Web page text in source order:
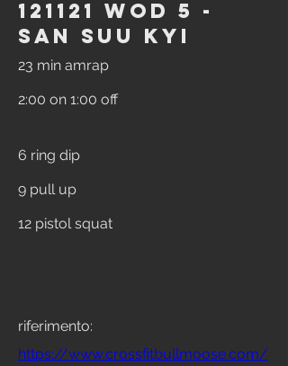
121121 WOD 5 -
San Suu Kyi
23 min amrap
2:00 on 1:00 off
6 ring dip
9 pull up
12 pistol squat
riferimento:
https://www.crossfitbullmoose.com/